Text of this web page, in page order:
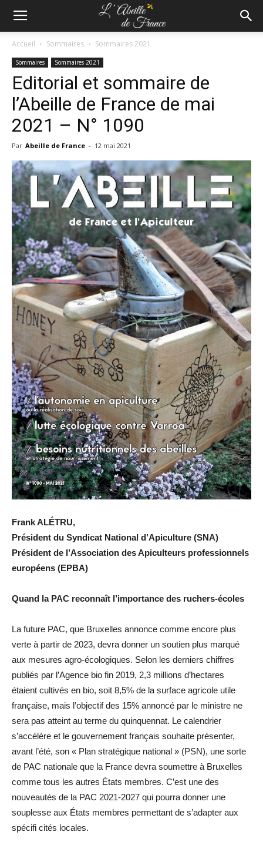
Accueil Sommaires Sommaires 2021
Sommaires Sommaires 2021
Editorial et sommaire de
l’Abeille de France de mai
2021 – N° 1090
Par Abeille de France - 12 mai 2021
Frank ALÉTRU,
Président du Syndicat National d’Apiculture (SNA)
Président de l’Association des Apiculteurs professionnels
européens (EPBA)
Quand la PAC reconnaît l’importance des ruchers-écoles
La future PAC, que Bruxelles annonce comme encore plus
verte à partir de 2023, devra donner un soutien plus marqué
aux mesures agro-écologiques. Selon les derniers chiffres
publiés par l’Agence bio fin 2019, 2,3 millions d’hectares
étaient cultivés en bio, soit 8,5% de la surface agricole utile
française, mais l’objectif des 15% annoncé par le ministre ne
sera pas atteint au terme du quinquennat. Le calendrier
s’accélère et le gouvernement français souhaite présenter,
avant l’été, son « Plan stratégique national » (PSN), une sorte
de PAC nationale que la France devra soumettre à Bruxelles
comme tous les autres États membres. C’est une des
nouveautés de la PAC 2021-2027 qui pourra donner une
souplesse aux États membres permettant de s’adapter aux
spécifi cités locales.